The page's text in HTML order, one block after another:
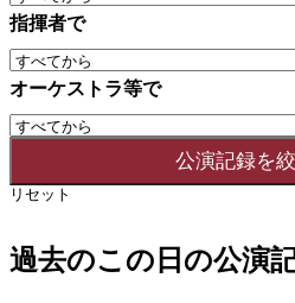
指揮者で
オーケストラ等で
リセット
過去のこの日の公演